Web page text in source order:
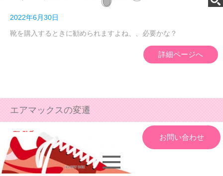
2022年6月30日
靴を購入するときに勧められますよね、、必要かな？
詳細ページへ
エアマックスの変遷
お問い合わせ